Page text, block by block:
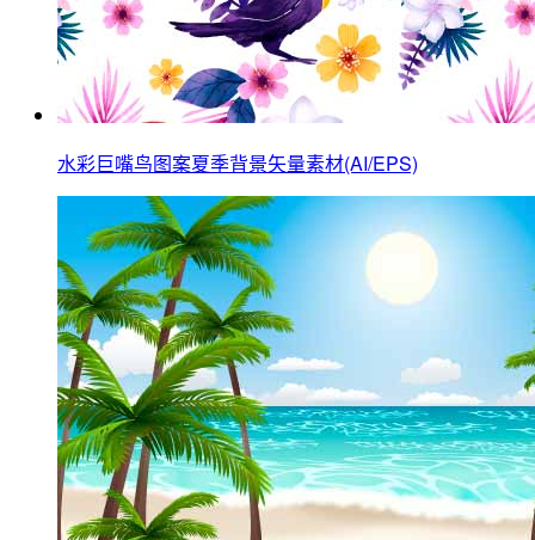
水彩巨嘴鸟图案夏季背景矢量素材(AI/EPS)